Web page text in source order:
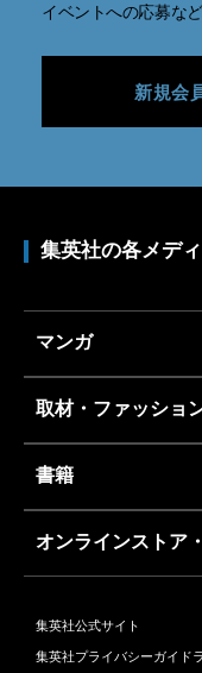
イベントへの応募な
新規会
集英社の各メデ
マンガ
取材・ファッショ
書籍
オンラインストア
集英社公式サイト
集英社プライバシーガイド